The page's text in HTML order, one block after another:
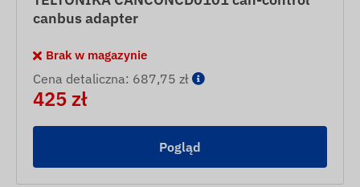
canbus adapter
Brak w magazynie
Cena detaliczna: 687,75 zł
425 zł
Pogląd